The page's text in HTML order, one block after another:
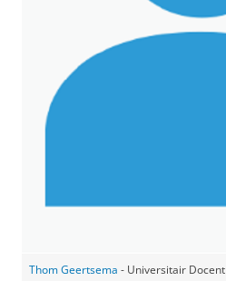
Thom Geertsema - Universitair Docent